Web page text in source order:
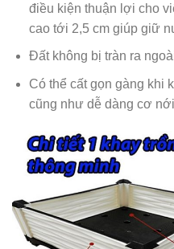
điều kiện thuận lợi cho
cao tới 2,5 cm giúp giữ
Đất không bị tràn ra
Có thể cất gọn gàng khi
cũng như dễ dàng cơ